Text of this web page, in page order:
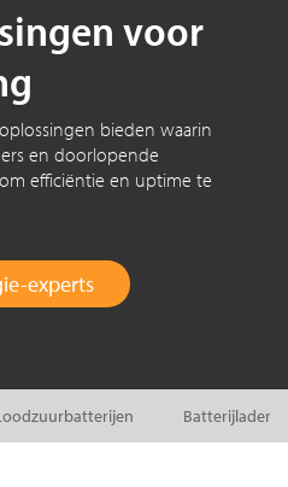
voor
bieden waarin
en doorlopende
efficiëntie en uptime te
experts
Batterijladers